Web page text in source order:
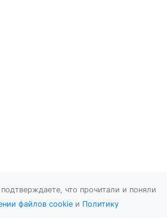
что прочитали и поняли
файлов cookie и Политику